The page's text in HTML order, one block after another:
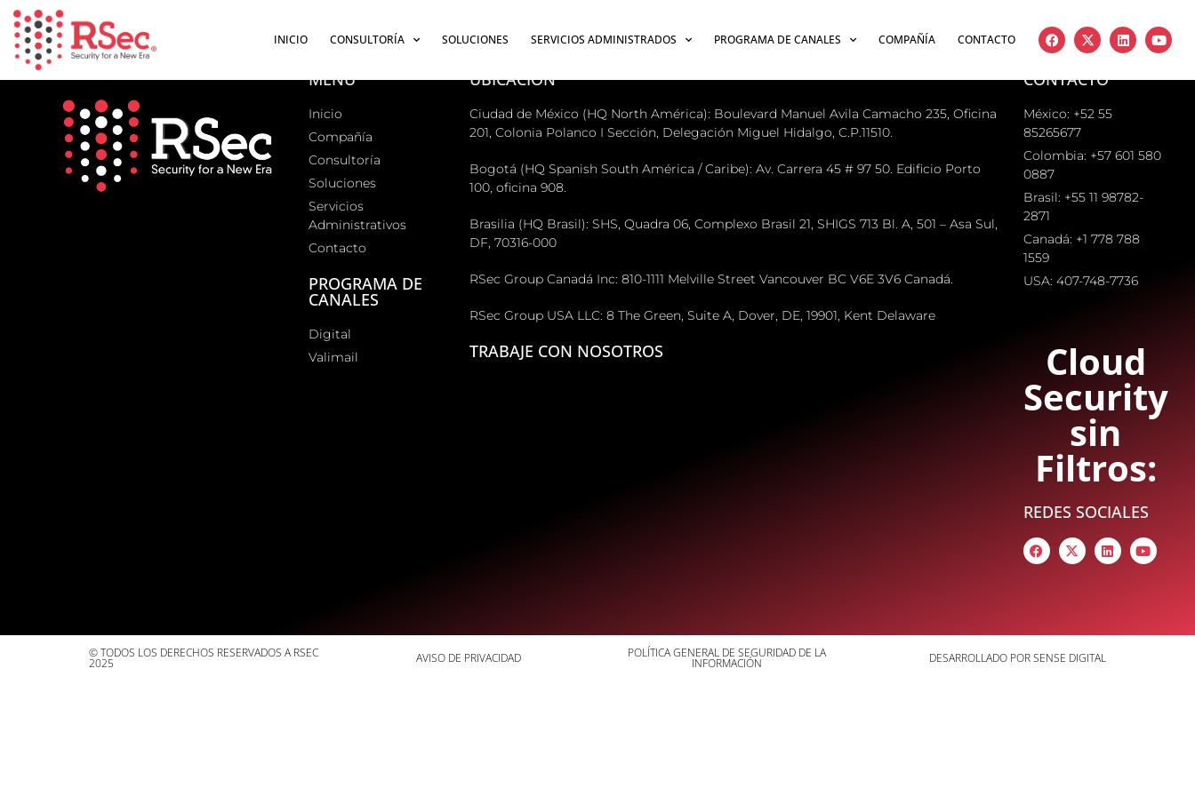
INICIO CONSULTORÍA SOLUCIONES SERVICIOS ADMINISTRADOS PROGRAMA DE CANALES COMPAÑÍA CONTACTO
MENÚ
Inicio
Compañía
Consultoría
Soluciones
Servicios
Administrativos
Contacto
PROGRAMA DE
CANALES
Digital
Valimail
UBICACIÓN
Ciudad de México (HQ North América): Boulevard Manuel Avila Camacho 235, Oficina
201, Colonia Polanco I Sección, Delegación Miguel Hidalgo, C.P.11510.
Bogotá (HQ Spanish South América / Caribe): Av. Carrera 45 # 97 50. Edificio Porto
100, oficina 908.
Brasilia (HQ Brasil): SHS, Quadra 06, Complexo Brasil 21, SHIGS 713 Bl. A, 501 – Asa Sul,
DF, 70316-000
RSec Group Canadá Inc: 810-1111 Melville Street Vancouver BC V6E 3V6 Canadá.
RSec Group USA LLC: 8 The Green, Suite A, Dover, DE, 19901, Kent Delaware
TRABAJE CON NOSOTROS
CONTACTO
México: +52 55
85265677
Colombia: +57 601 580
0887
Brasil: +55 11 98782-
2871
Canadá: +1 778 788
1559
USA: 407-748-7736
Cloud
Security
sin
Filtros:
REDES SOCIALES
© TODOS LOS DERECHOS RESERVADOS A RSEC
2025 AVISO DE PRIVACIDAD POLÍTICA GENERAL DE SEGURIDAD DE LA
INFORMACIÓN DESARROLLADO POR SENSE DIGITAL